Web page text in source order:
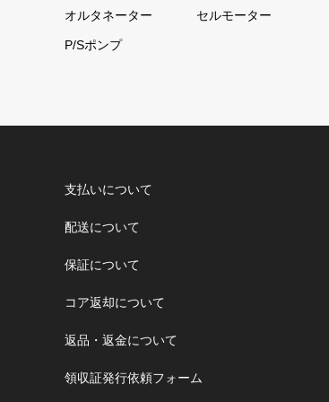
オルタネーター セルモーター
P/Sポンプ
支払いについて
配送について
保証について
コア返却について
返品・返金について
領収証発行依頼フォーム